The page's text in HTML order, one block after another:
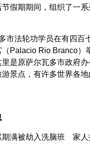
节假期期间，组织了一
市法轮功学员在有四百
（Palacio Rio Branco）
是原萨尔瓦多市政府办
景点，有许多世界各地
期满被劫入洗脑班 家人